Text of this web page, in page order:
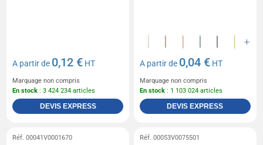
A partir de 0,12 € HT
Marquage non compris
En stock : 3 424 234 articles
DEVIS EXPRESS
A partir de 0,04 € HT
Marquage non compris
En stock : 1 103 024 articles
DEVIS EXPRESS
Réf. 00041V0001670 Réf. 00053V0075501